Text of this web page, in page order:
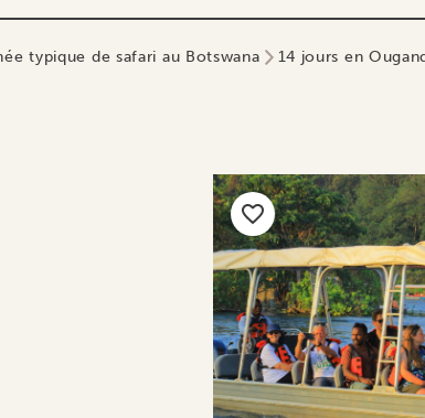
typique de safari au Botswana 14 jours en